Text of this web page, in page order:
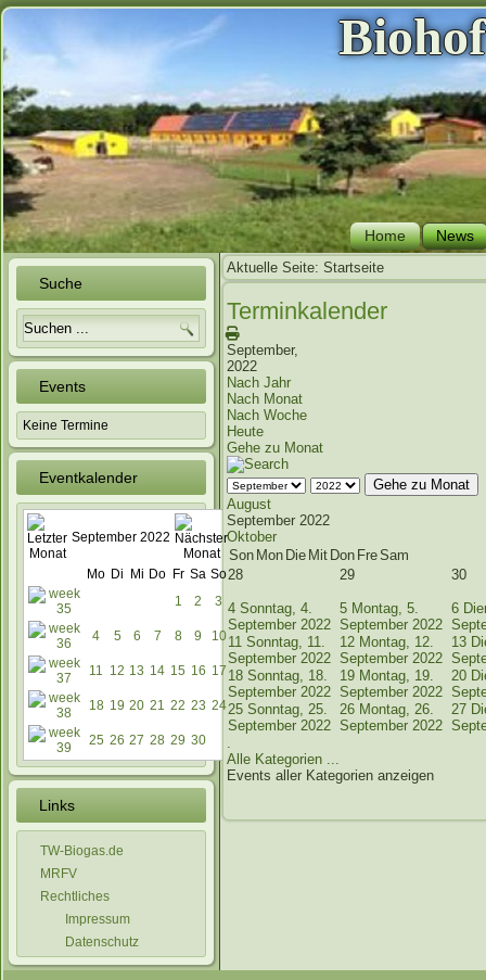
Home News
Suche
Events
Keine Termine
Eventkalender
September 2022
Mo Di Mi Do Fr Sa So
1
2 3
4 5 6 7 8 9 10
11 12 13 14 15 16 17
18 19 20 21 22 23 24
25 26 27 28 29 30
Links
TW-Biogas.de
MRFV
Rechtliches
Impressum
Datenschutz
Aktuelle Seite: Startseite
Terminkalender
September,
2022
Nach Jahr
Nach Monat
Nach Woche
Heute
Gehe zu Monat
Gehe zu Monat
August
September 2022
Oktober
Son Mon Die Mit Don FreSam
28
29 30
4 Sonntag, 4.
September 2022
5 Montag, 5.
September 2022
6
11 Sonntag, 11.
September 2022
12 Montag, 12.
September 2022
13
18 Sonntag, 18.
September 2022
19 Montag, 19.
September 2022
20
25 Sonntag, 25.
September 2022
26 Montag, 26.
September 2022
27
.
Alle Kategorien ...
Events aller Kategorien anzeigen